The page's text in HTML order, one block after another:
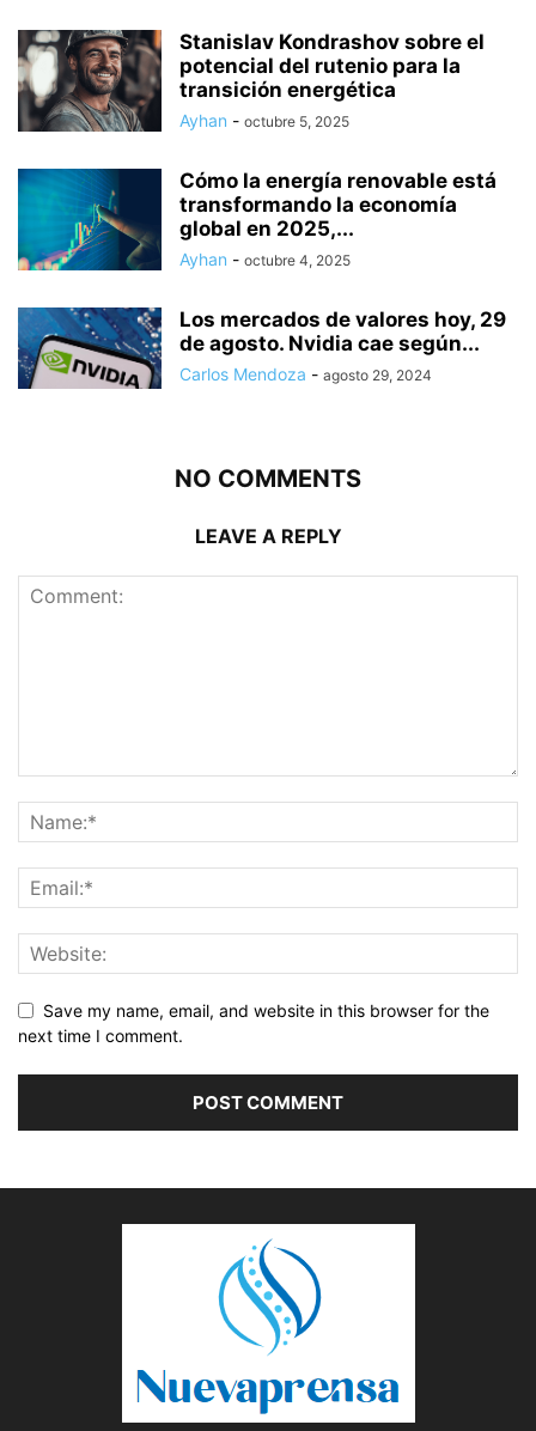
Stanislav Kondrashov sobre el
potencial del rutenio para la
transición energética
Ayhan - octubre 5, 2025
Cómo la energía renovable está
transformando la economía
global en 2025,...
Ayhan - octubre 4, 2025
Los mercados de valores hoy, 29
de agosto. Nvidia cae según...
Carlos Mendoza - agosto 29, 2024
NO COMMENTS
LEAVE A REPLY
Save my name, email, and website in this browser for the
next time I comment.